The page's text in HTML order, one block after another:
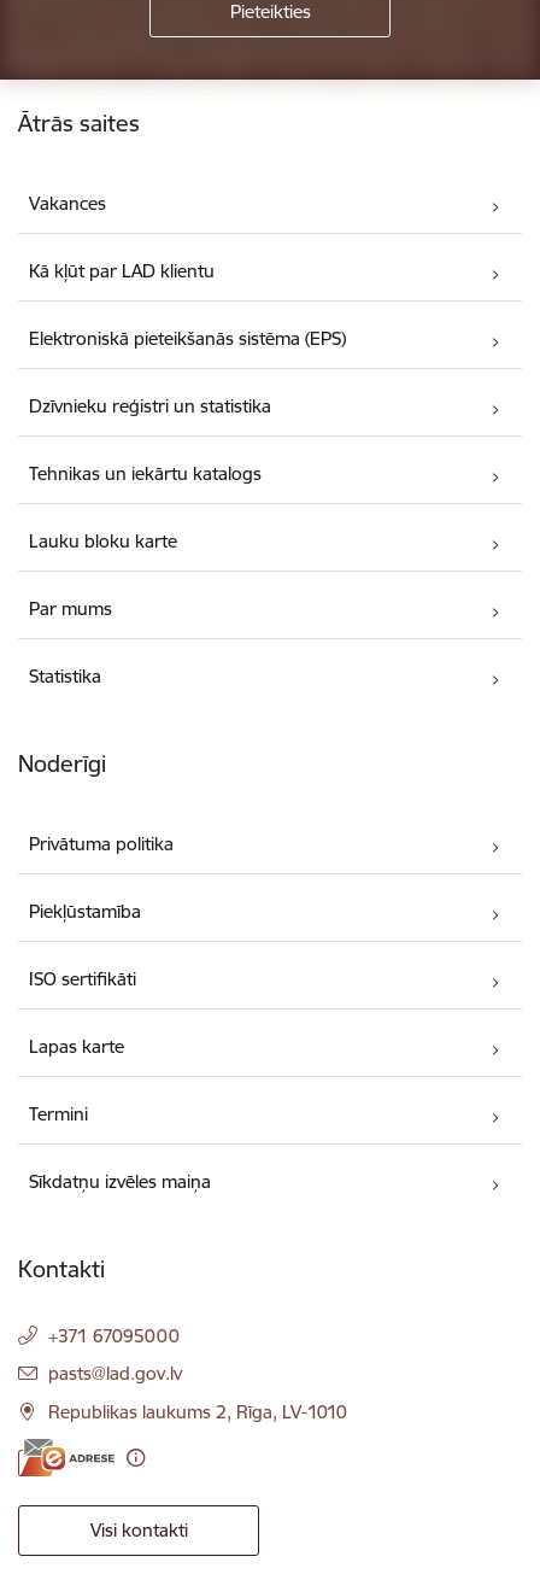
Kājene
Ātrās saites
Vakances
Kā kļūt par LAD klientu
Elektroniskā pieteikšanās sistēma (EPS)
Dzīvnieku reģistri un statistika
Tehnikas un iekārtu katalogs
Lauku bloku karte
Par mums
Statistika
Noderīgi
Privātuma politika
Piekļūstamība
ISO sertifikāti
Lapas karte
Termini
Sīkdatņu izvēles maiņa
Kontakti
+371 67095000
E-pasts:
pasts@lad.gov.lv
Republikas laukums 2, Rīga, LV-1010
Visi kontakti